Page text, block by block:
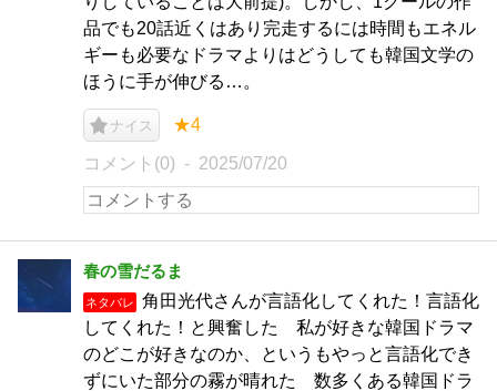
品でも20話近くはあり完走するには時間もエネル
ギーも必要なドラマよりはどうしても韓国文学の
ほうに手が伸びる…。
ナイス ★4
コメント(0) 2025/07/20
春の雪だるま
ネタバレ
角田光代さんが言語化してくれた！言語化
してくれた！と興奮した 私が好きな韓国ドラマ
のどこが好きなのか、というもやっと言語化でき
ずにいた部分の霧が晴れた 数多くある韓国ドラ